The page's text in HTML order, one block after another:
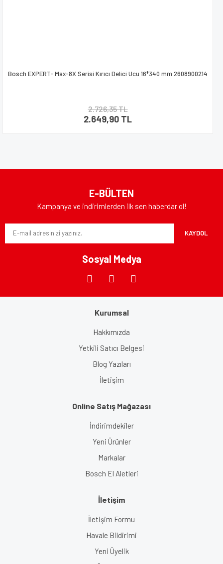
Bosch EXPERT- Max-8X Serisi Kırıcı Delici Ucu 16*340 mm 2608900214
2.726,35 TL
2.649,90 TL
E-BÜLTEN
Kampanya ve indirimlerden ilk sen haberdar ol!
KAYDOL
Sosyal Medya
Kurumsal
Hakkımızda
Yetkili Satıcı Belgesi
Blog Yazıları
İletişim
Online Satış Mağazası
İndirimdekiler
Yeni Ürünler
Markalar
Bosch El Aletleri
İletişim
İletişim Formu
Havale Bildirimi
Yeni Üyelik